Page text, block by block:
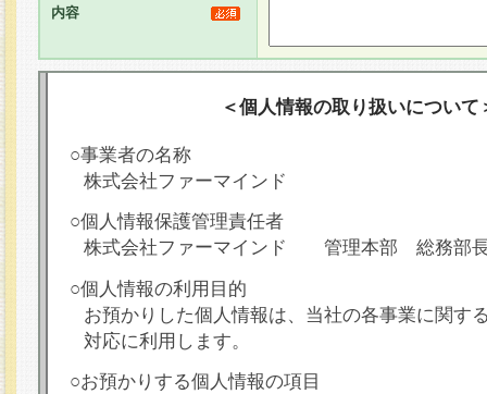
内容
＜個人情報の取り扱いについて
○事業者の名称
株式会社ファーマインド
○個人情報保護管理責任者
株式会社ファーマインド 管理本部 総務部
○個人情報の利用目的
お預かりした個人情報は、当社の各事業に関す
対応に利用します。
○お預かりする個人情報の項目